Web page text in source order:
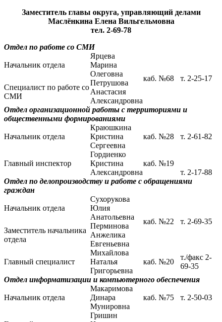
Заместитель главы округа, управляющий делами
Маслёнкина Елена Вильгельмовна
тел. 2-69-78
Отдел по работе со СМИ
Начальник отдела
Ярцева
Марина
Олеговна
каб. №68
т. 2-25-17
Специалист по работе со
СМИ
Петрушова
Анастасия
Александровна
Отдел организационной работы с территориями и
общественными формированиями
Начальник отдела
Краюшкина
Кристина
Сергеевна
каб. №28 т. 2-61-82
Главный инспектор
Гордиенко
Кристина
Александровна
каб. №19
т. 2-17-88
Отдел по делопроизводству и работе с обращениями
граждан
Начальник отдела
Сухорукова
Юлия
Анатольевна
каб. №22
т. 2-69-35
Заместитель начальника
отдела
Перминова
Анжелика
Евгеньевна
Главный специалист
Михайлова
Наталья
Григорьевна
каб. №20
т./факс 2-
69-35
Отдел информатизации и компьютерного обеспечения
Начальник отдела
Макаримова
Динара
Мунировна
каб. №75 т. 2-50-03
Гришин